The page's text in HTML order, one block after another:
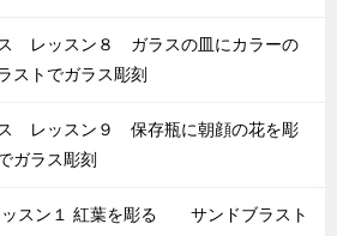
レッスン８ ガラスの皿にカラーの
トでガラス彫刻
レッスン９ 保存瓶に朝顔の花を彫
ガラス彫刻
ッスン１ 紅葉を彫る サンドブラスト